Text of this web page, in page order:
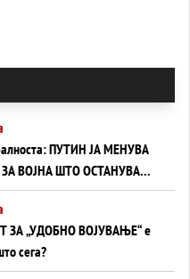
ПУТИН ЈА МЕНУВА
ВОЈНА ШТО ОСТАНУВА
ЗА „УДОБНО ВОЈУВАЊЕ“ е
сега?